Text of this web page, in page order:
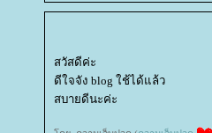
สวัสดีค่ะ
ดีใจจัง blog ใช้ได้แล้ว
สบายดีนะค่ะ